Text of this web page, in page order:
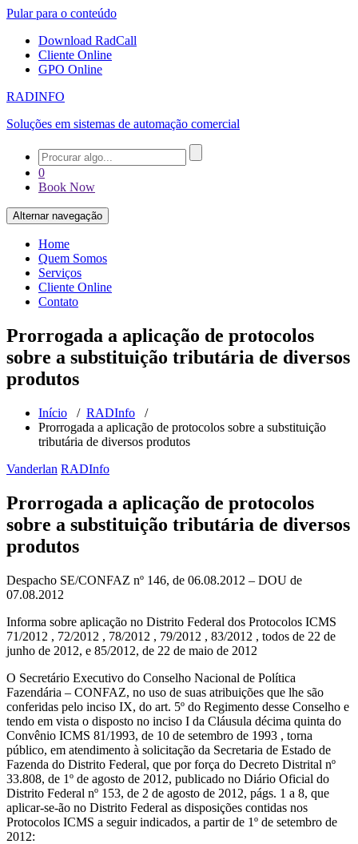
Pular para o conteúdo
Download RadCall
Cliente Online
GPO Online
RADINFO
Soluções em sistemas de automação comercial
0
Book Now
Alternar navegação
Home
Quem Somos
Serviços
Cliente Online
Contato
Prorrogada a aplicação de protocolos
sobre a substituição tributária de diversos
produtos
Início / RADInfo /
Prorrogada a aplicação de protocolos sobre a substituição
tributária de diversos produtos
Vanderlan RADInfo
Prorrogada a aplicação de protocolos
sobre a substituição tributária de diversos
produtos
Despacho SE/CONFAZ nº 146, de 06.08.2012 – DOU de
07.08.2012
Informa sobre aplicação no Distrito Federal dos Protocolos ICMS
71/2012 , 72/2012 , 78/2012 , 79/2012 , 83/2012 , todos de 22 de
junho de 2012, e 85/2012, de 22 de maio de 2012
O Secretário Executivo do Conselho Nacional de Política
Fazendária – CONFAZ, no uso de suas atribuições que lhe são
conferidas pelo inciso IX, do art. 5º do Regimento desse Conselho e
tendo em vista o disposto no inciso I da Cláusula décima quinta do
Convênio ICMS 81/1993, de 10 de setembro de 1993 , torna
público, em atendimento à solicitação da Secretaria de Estado de
Fazenda do Distrito Federal, que por força do Decreto Distrital nº
33.808, de 1º de agosto de 2012, publicado no Diário Oficial do
Distrito Federal nº 153, de 2 de agosto de 2012, págs. 1 a 8, que
aplicar-se-ão no Distrito Federal as disposições contidas nos
Protocolos ICMS a seguir indicados, a partir de 1º de setembro de
2012: